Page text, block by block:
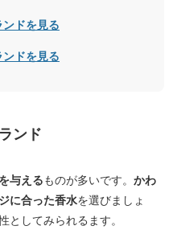
ドを見る
ドを見る
ンド
与えるものが多いです。 かわ
に合った香水を選びましょ
としてみられるます。